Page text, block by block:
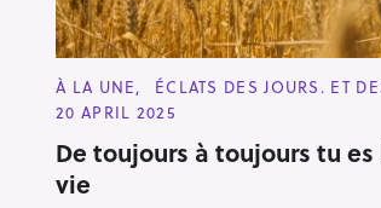
C
A
T
G
R
À LA UNE
ÉCLATS DES JOURS. ET
20 APRIL 2025
De toujours à toujours tu
vie